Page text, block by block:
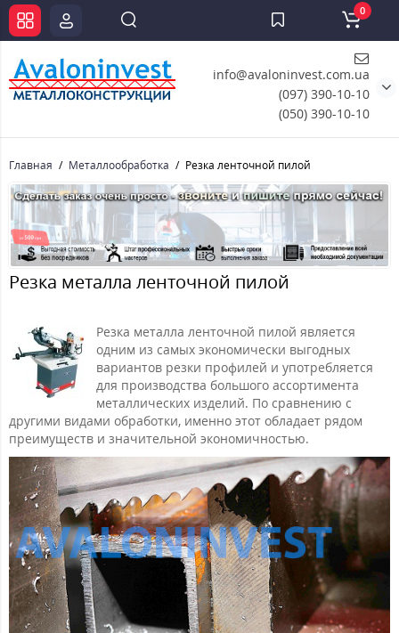
info@avaloninvest.com.ua
(097) 390-10-10
(050) 390-10-10
0
Главная Металлообработка Резка ленточной пилой
Резка металла ленточной пилой
Резка металла ленточной пилой является
одним из самых экономически выгодных
вариантов резки профилей и употребляется
для производства большого ассортимента
металлических изделий. По сравнению с
другими видами обработки, именно этот обладает рядом
преимуществ и значительной экономичностью.